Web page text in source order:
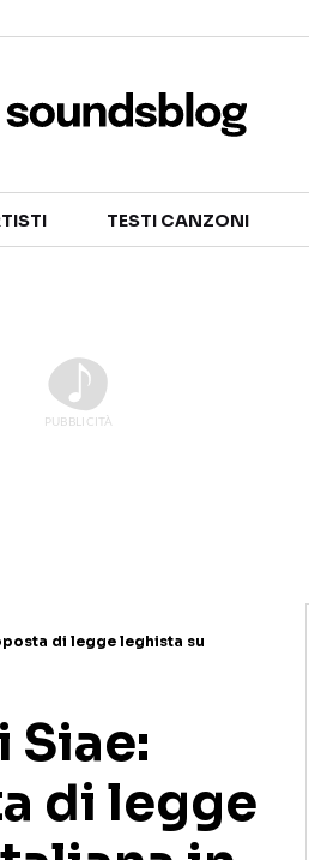
TALENT SHOW
TESTI CANZONI
di legge leghista su
Siae:
di legge